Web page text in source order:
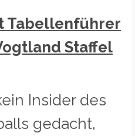
Tabellenführer
Staffel
Insider des
gedacht,